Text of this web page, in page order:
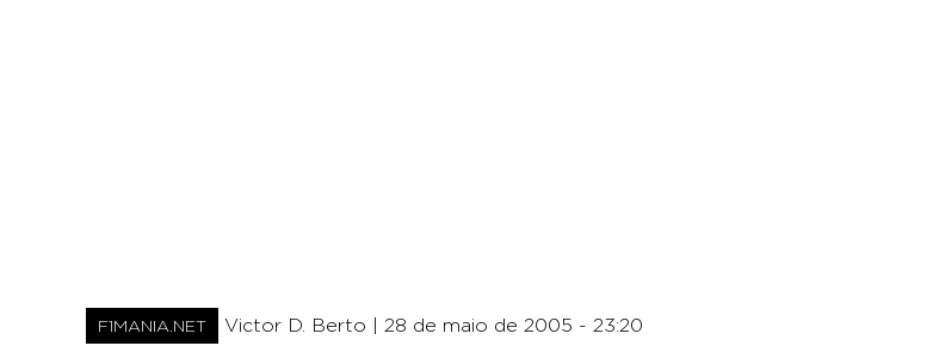
F1MANIA.NET Victor D. Berto | 28 de maio de 2005 - 23:20